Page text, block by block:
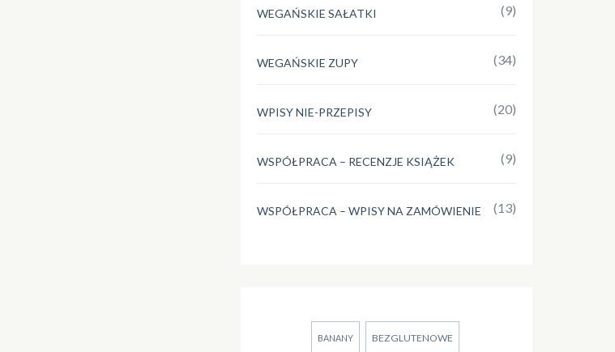
WEGAŃSKIE SAŁATKI (9)
WEGAŃSKIE ZUPY (34)
WPISY NIE-PRZEPISY (20)
WSPÓŁPRACA – RECENZJE KSIĄŻEK (9)
WSPÓŁPRACA – WPISY NA ZAMÓWIENIE (13)
BANANY BEZGLUTENOWE